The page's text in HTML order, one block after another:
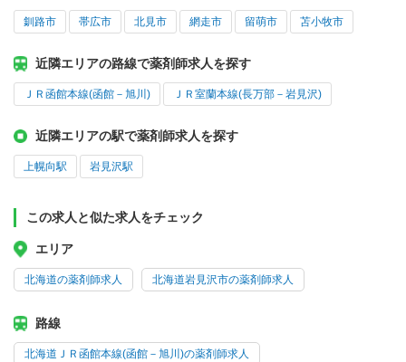
釧路市 帯広市 北見市 網走市 留萌市 苫小牧市
近隣エリアの路線で薬剤師求人を探す
ＪＲ函館本線(函館－旭川) ＪＲ室蘭本線(長万部－岩見沢)
近隣エリアの駅で薬剤師求人を探す
上幌向駅 岩見沢駅
この求人と似た求人をチェック
エリア
北海道の薬剤師求人 北海道岩見沢市の薬剤師求人
路線
北海道ＪＲ函館本線(函館－旭川)の薬剤師求人